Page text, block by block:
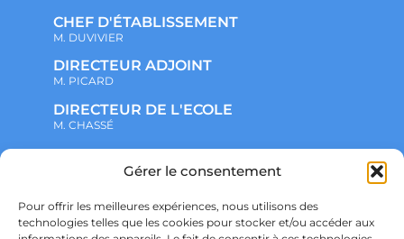
Gérer le consentement
Pour offrir les meilleures expériences, nous utilisons des
technologies telles que les cookies pour stocker et/ou accéder aux
CHEF D'ÉTABLISSEMENT
M. DUVIVIER
DIRECTEUR ADJOINT
M. PICARD
DIRECTEUR DE L'ECOLE
M. CHASSÉ
NOTRE ENSEMBLE SCOLAIRE
ADMINISTRATIF
VIE ASSOCIATIVE
PARTENARIATS